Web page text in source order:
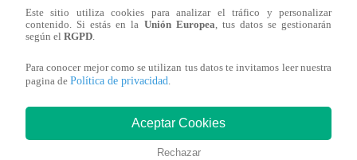
Ver esta publicación en Instagram
Este sitio utiliza cookies para analizar el tráfico y personalizar
contenido. Si estás en la Unión Europea, tus datos se gestionarán
según el RGPD.
Para conocer mejor como se utilizan tus datos te invitamos leer nuestra
pagina de Política de privacidad.
Aceptar Cookies
Rechazar